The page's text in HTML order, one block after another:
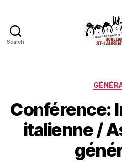
Search
Conférence:
italienne /